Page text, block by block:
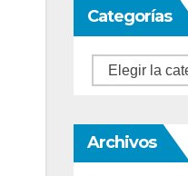
Categorías
Categorías
Archivos